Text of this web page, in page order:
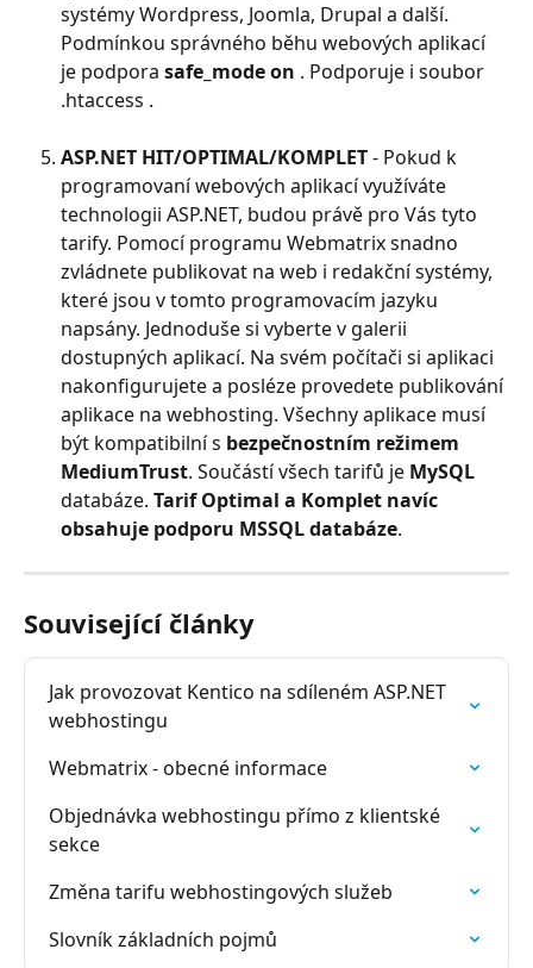
systémy Wordpress, Joomla, Drupal a další.
Podmínkou správného běhu webových aplikací
je podpora safe_mode on . Podporuje i soubor
.htaccess .
ASP.NET HIT/OPTIMAL/KOMPLET - Pokud k
programovaní webových aplikací využíváte
technologii ASP.NET, budou právě pro Vás tyto
tarify. Pomocí programu Webmatrix snadno
zvládnete publikovat na web i redakční systémy,
které jsou v tomto programovacím jazyku
napsány. Jednoduše si vyberte v galerii
dostupných aplikací. Na svém počítači si aplikaci
nakonfigurujete a posléze provedete publikování
aplikace na webhosting. Všechny aplikace musí
být kompatibilní s bezpečnostním režimem
MediumTrust. Součástí všech tarifů je MySQL
databáze. Tarif Optimal a Komplet navíc
obsahuje podporu MSSQL databáze.
Související články
Jak provozovat Kentico na sdíleném ASP.NET
webhostingu
Webmatrix - obecné informace
Objednávka webhostingu přímo z klientské
sekce
Změna tarifu webhostingových služeb
Slovník základních pojmů